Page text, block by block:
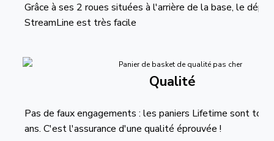
Grâce à ses 2 roues situées à l'arrière de la base, le
StreamLine est très facile
Qualité
Pas de faux engagements : les paniers Lifetime sont
ans. C'est l'assurance d'une qualité éprouvée !